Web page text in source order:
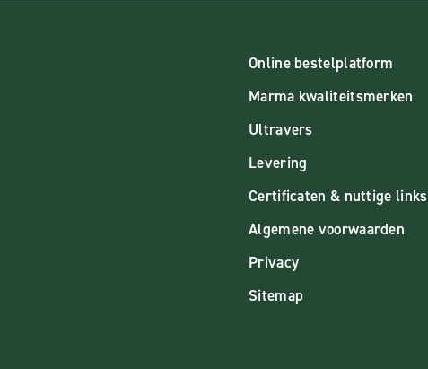
Online bestelplatform
Marma kwaliteitsmerken
Ultravers
Levering
Certificaten & nuttige links
Algemene voorwaarden
Privacy
Sitemap